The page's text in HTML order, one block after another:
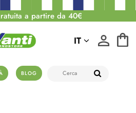
a partire da 40€
BLOG
IT